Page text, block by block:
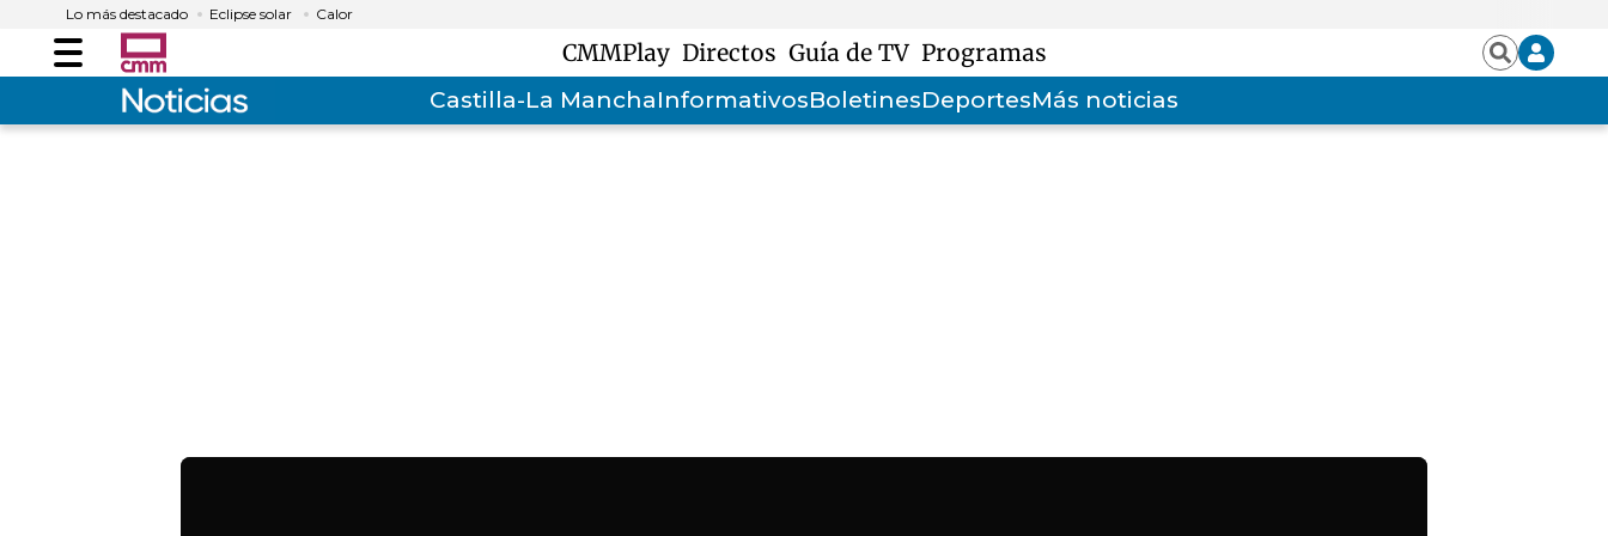
Lo más destacado Eclipse solar Calor
Menú CMMPlay Directos Guía de TV Programas BuscarIniciar
sesión
Castilla-La ManchaInformativosBoletinesDeportesMás noticias